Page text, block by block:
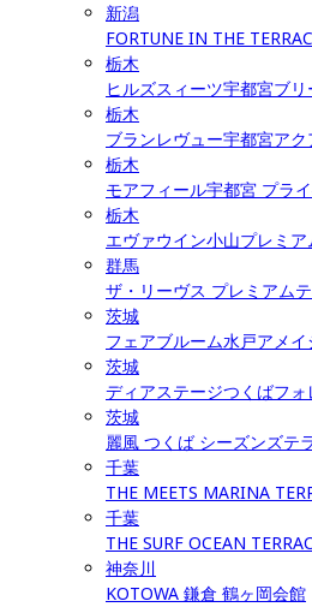
新潟
FORTUNE IN THE
栃木
ヒルズスィーツ宇都宮ブリ
栃木
ブランレヴュー宇都宮アク
栃木
モアフィール宇都宮 プラ
栃木
エヴァウイン小山プレミ
群馬
ザ・リーヴス プレミアム
茨城
フェアブルーム水戸アメ
茨城
ディアステージつくばフォ
茨城
麗風 つくば シーズンズテ
千葉
THE MEETS MARINA
千葉
THE SURF OCEAN
神奈川
KOTOWA 鎌倉 鶴ヶ岡会館